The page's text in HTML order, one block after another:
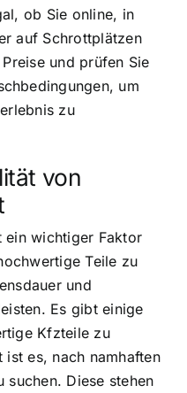
ob Sie online, in
auf Schrottplätzen
und prüfen Sie
um
zu
von
ein wichtiger Faktor
Teile zu
und
Es gibt einige
Kfzteile zu
es, nach namhaften
suchen. Diese stehen